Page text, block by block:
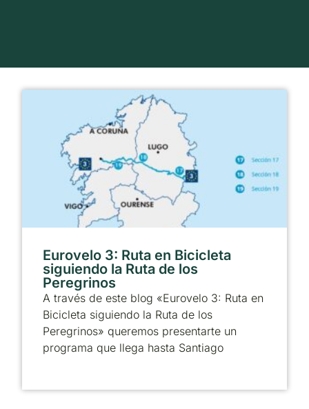
Eurovelo 3: Ruta en Bicicleta
siguiendo la Ruta de los
Peregrinos
A través de este blog «Eurovelo 3: Ruta en
Bicicleta siguiendo la Ruta de los
Peregrinos» queremos presentarte un
programa que llega hasta Santiago